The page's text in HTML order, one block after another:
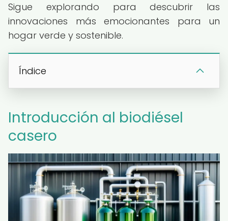
Sigue explorando para descubrir las
innovaciones más emocionantes para un
hogar verde y sostenible.
Índice
Introducción al biodiésel
casero